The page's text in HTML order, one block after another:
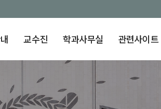
교수진 학과사무실 관련사이트